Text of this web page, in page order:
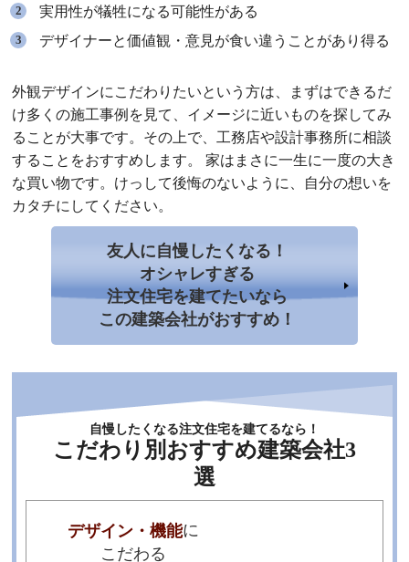
実用性が犠牲になる可能性がある
デザイナーと価値観・意見が食い違うことがあり得る
外観デザインにこだわりたいという方は、まずはできるだ
け多くの施工事例を見て、イメージに近いものを探してみ
ることが大事です。その上で、工務店や設計事務所に相談
することをおすすめします。 家はまさに一生に一度の大き
な買い物です。けっして後悔のないように、自分の想いを
カタチにしてください。
友人に自慢したくなる！
オシャレすぎる
注文住宅を建てたいなら
この建築会社がおすすめ！
自慢したくなる注文住宅を建てるなら！
こだわり別おすすめ建築会社3
選
デザイン・機能に
こだわる